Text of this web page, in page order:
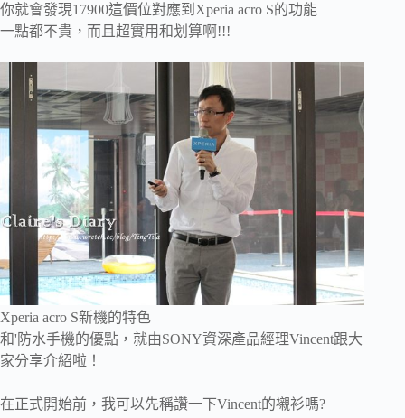
你就會發現17900這價位對應到 Xperia acro S的功能
一點都不貴，而且超實用和划算啊!!!
Xperia acro S新機的特色
和'防水手機的優點，就由SONY資深產品經理Vincent跟大
家分享介紹啦！
在正式開始前，我可以先稱讚一下Vincent的襯衫嗎?